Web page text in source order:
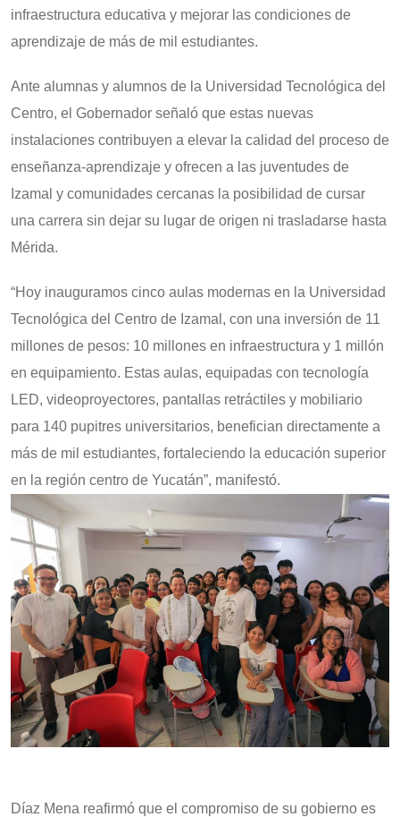
infraestructura educativa y mejorar las condiciones de
aprendizaje de más de mil estudiantes.
Ante alumnas y alumnos de la Universidad Tecnológica del
Centro, el Gobernador señaló que estas nuevas
instalaciones contribuyen a elevar la calidad del proceso de
enseñanza-aprendizaje y ofrecen a las juventudes de
Izamal y comunidades cercanas la posibilidad de cursar
una carrera sin dejar su lugar de origen ni trasladarse hasta
Mérida.
“Hoy inauguramos cinco aulas modernas en la Universidad
Tecnológica del Centro de Izamal, con una inversión de 11
millones de pesos: 10 millones en infraestructura y 1 millón
en equipamiento. Estas aulas, equipadas con tecnología
LED, videoproyectores, pantallas retráctiles y mobiliario
para 140 pupitres universitarios, benefician directamente a
más de mil estudiantes, fortaleciendo la educación superior
en la región centro de Yucatán”, manifestó.
Díaz Mena reafirmó que el compromiso de su gobierno es